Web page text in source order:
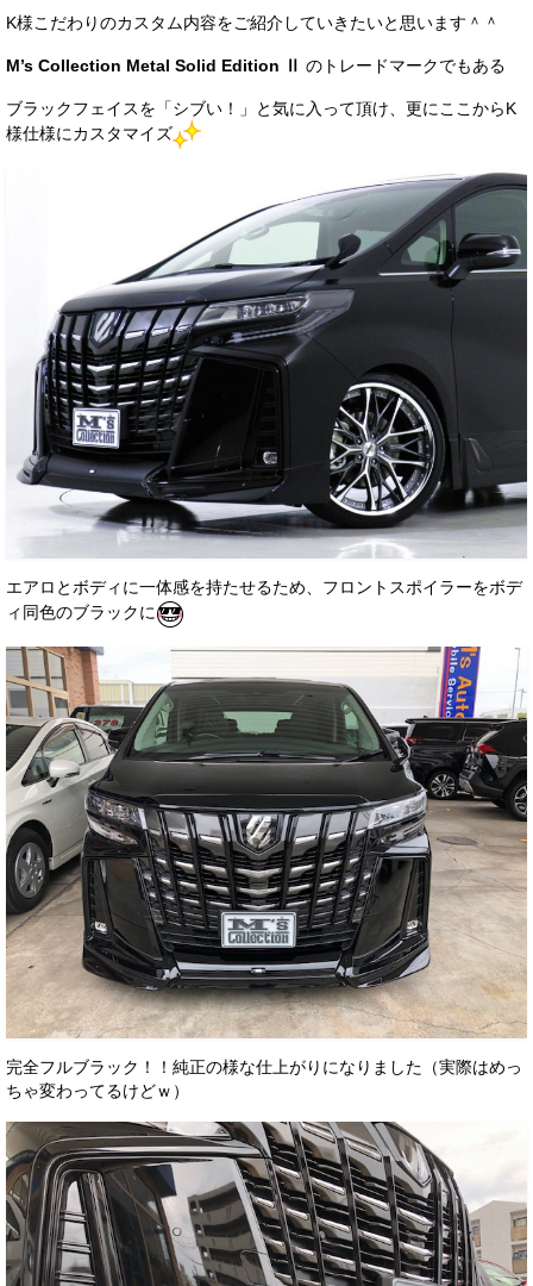
K様こだわりのカスタム内容をご紹介していきたいと思います＾＾
M’s Collection Metal Solid Edition Ⅱ のトレードマークでもある
ブラックフェイスを「シブい！」と気に入って頂け、更にここからK
様仕様にカスタマイズ
エアロとボディに一体感を持たせるため、フロントスポイラーをボデ
ィ同色のブラックに
完全フルブラック！！純正の様な仕上がりになりました（実際はめっ
ちゃ変わってるけどｗ）